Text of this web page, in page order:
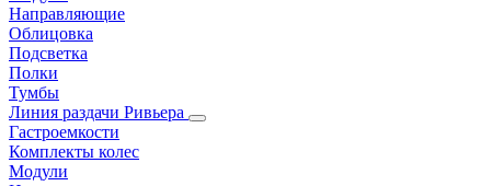
Направляющие
Облицовка
Подсветка
Полки
Тумбы
Линия раздачи Ривьера
Гастроемкости
Комплекты колес
Модули